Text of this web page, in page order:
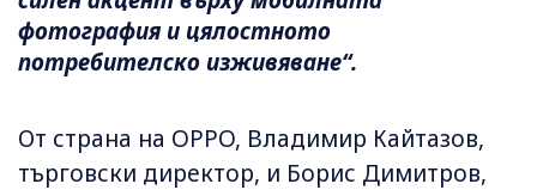
фотография и цялостното
потребителско изживяване“.
От страна на OPPO, Владимир Кайтазов,
търговски директор, и Борис Димитров,